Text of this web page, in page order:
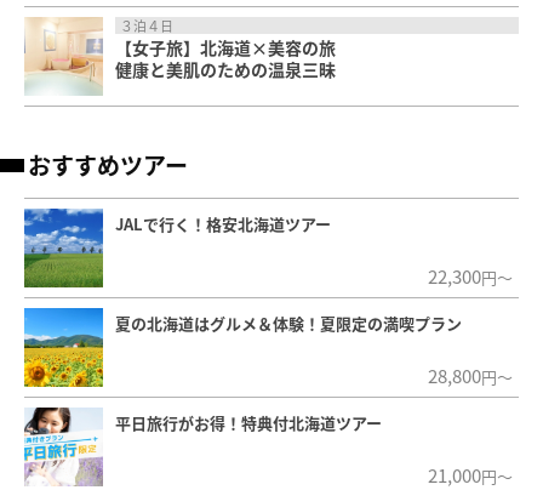
３泊４日
【女子旅】北海道×美容の旅
健康と美肌のための温泉三昧
おすすめツアー
JALで行く！格安北海道ツアー
22,300円～
夏の北海道はグルメ＆体験！夏限定の満喫プラン
28,800円～
平日旅行がお得！特典付北海道ツアー
21,000円～